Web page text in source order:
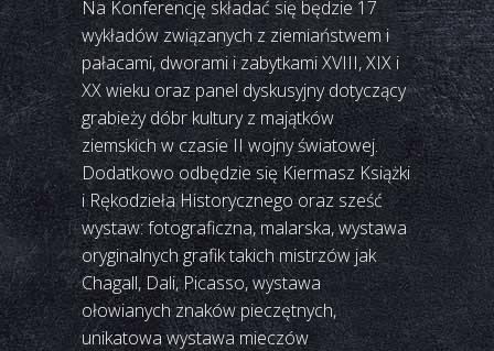
Na Konferencję składać się będzie 17
wykładów związanych z ziemiaństwem i
pałacami, dworami i zabytkami XVIII, XIX i
XX wieku oraz panel dyskusyjny dotyczący
grabieży dóbr kultury z majątków
ziemskich w czasie II wojny światowej.
Dodatkowo odbędzie się Kiermasz Książki
i Rękodzieła Historycznego oraz sześć
wystaw: fotograficzna, malarska, wystawa
oryginalnych grafik takich mistrzów jak
Chagall, Dali, Picasso, wystawa
ołowianych znaków pieczętnych,
unikatowa wystawa mieczów